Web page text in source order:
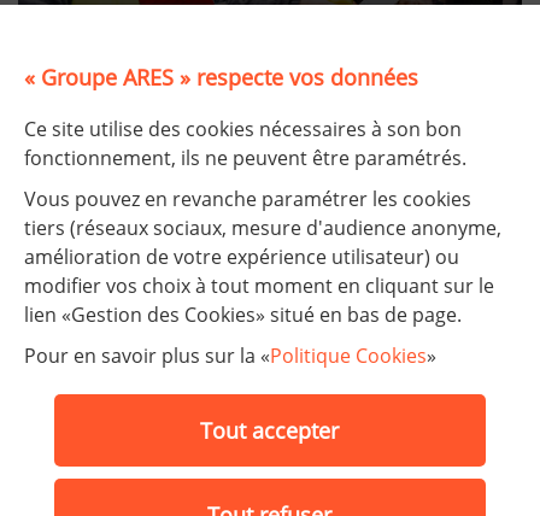
Nos publications
Nos établissements
FAQ
FacebookLinkedInLinkedIn
« Groupe ARES » respecte vos données
Ce site utilise des cookies nécessaires à son bon
fonctionnement, ils ne peuvent être paramétrés.
Vous pouvez en revanche paramétrer les cookies
tiers (réseaux sociaux, mesure d'audience anonyme,
amélioration de votre expérience utilisateur) ou
modifier vos choix à tout moment en cliquant sur le
lien «Gestion des Cookies» situé en bas de page.
Pour en savoir plus sur la «Politique Cookies»
Tout accepter